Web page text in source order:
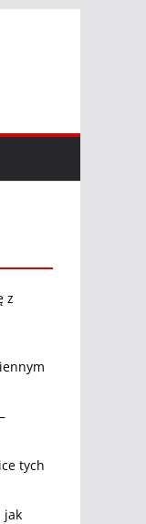
z
tych
jak